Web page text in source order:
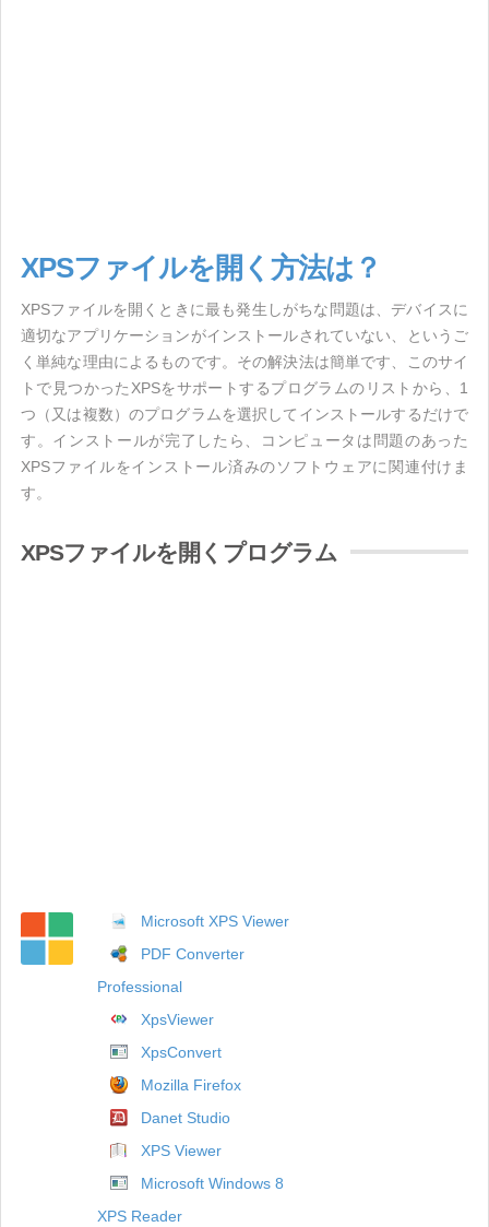
XPSファイルを開く方法は？
XPSファイルを開くときに最も発生しがちな問題は、デバイスに
適切なアプリケーションがインストールされていない、というご
く単純な理由によるものです。その解決法は簡単です、このサイ
トで見つかったXPSをサポートするプログラムのリストから、1
つ（又は複数）のプログラムを選択してインストールするだけで
す。インストールが完了したら、コンピュータは問題のあった
XPSファイルをインストール済みのソフトウェアに関連付けま
す。
XPSファイルを開くプログラム
Microsoft XPS Viewer
PDF Converter
Professional
XpsViewer
XpsConvert
Mozilla Firefox
Danet Studio
XPS Viewer
Microsoft Windows 8
XPS Reader